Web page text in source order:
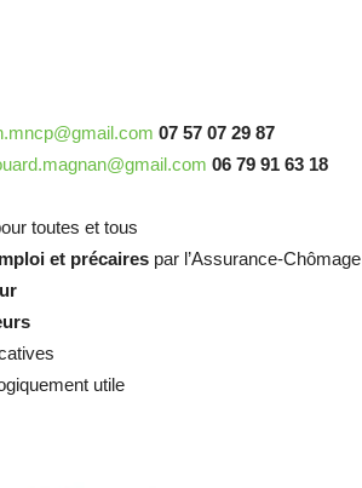
07 57 07 29 87
06 79 91 63 18
toutes et tous
et précaires par l’Assurance-Chômage
utile